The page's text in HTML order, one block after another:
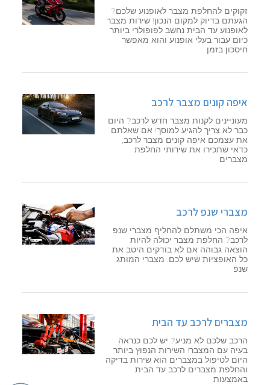
זקוקים להחלפת מצבר לאופנוע שלכם?
הגעתם בדיוק למקום הנכון! שירות מצבר
לאופנוע עד הבית נחשב לפופולרי ביותר
כיום עבור בעלי אופנוע והוא מאפשר
חיסכון בזמן
איפה קונים מצבר לרכב
מעוניינים לקנות מצבר חדש לרכב? היום
כבר לא צריך להגיע למוסך! אם שאלתם
את עצמכם איפה קונים מצבר לרכב,
כדאי שתכירו את שירותי החלפת
מצברים
מצברי שנפ לרכב
איפה הכי משתלם להחליף מצברי שנפ
לרכב? החלפת מצבר יכולה להיות
הוצאה גבוהה אם לא בודקים היטב את
כל האופציות שיש לכם. מצברי המותג
שנפ
מצברים לרכב עד הבית
הרכב שלכם לא מניע? יש לכם כנראה
בעיה עם המצבר! השירות הנפוץ ביותר
היום לטיפול במצברים הוא שירות בדיקה
והחלפת מצברים לרכב עד הבית.
באמצעות